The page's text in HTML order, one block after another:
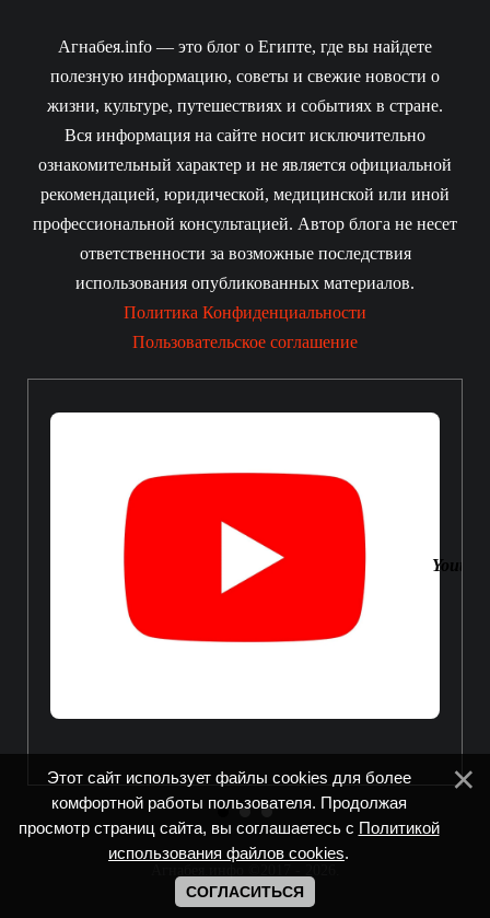
Агнабея.info — это блог о Египте, где вы найдете
полезную информацию, советы и свежие новости о
жизни, культуре, путешествиях и событиях в стране.
Вся информация на сайте носит исключительно
ознакомительный характер и не является официальной
рекомендацией, юридической, медицинской или иной
профессиональной консультацией. Автор блога не несет
ответственности за возможные последствия
использования опубликованных материалов.
Политика Конфиденциальности
Пользовательское соглашение
Youtube
Этот сайт использует файлы cookies для более
комфортной работы пользователя. Продолжая
просмотр страниц сайта, вы соглашаетесь с Политикой
использования файлов cookies.
СОГЛАСИТЬСЯ